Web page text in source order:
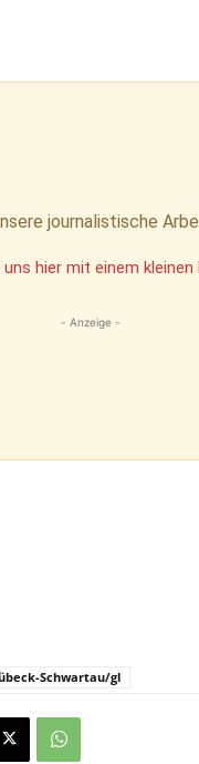
journalistische
hier mit einem kleinen
- Anzeige -
Schwartau/gl